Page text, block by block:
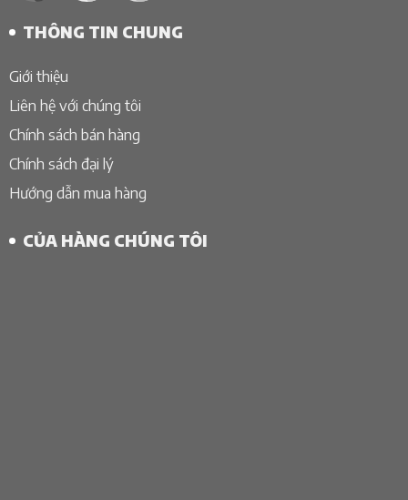
THÔNG TIN CHUNG
Giới thiệu
Liên hệ với chúng tôi
Chính sách bán hàng
Chính sách đại lý
Hướng dẫn mua hàng
CỦA HÀNG CHÚNG TÔI